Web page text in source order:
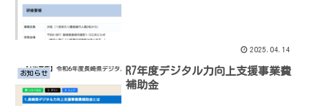
2025.04.14
お知らせ
R7年度デジタル力向上支援事業費
補助金